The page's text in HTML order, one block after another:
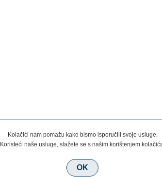
Kolačići nam pomažu kako bismo isporučili svoje usluge.
Koristeći naše usluge, slažete se s našim korištenjem
OK